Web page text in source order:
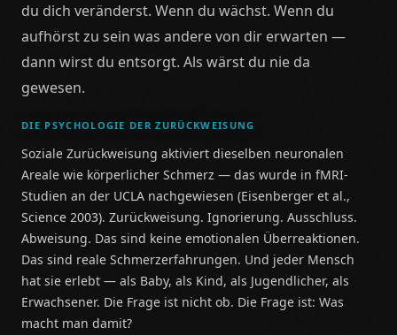
du dich veränderst. Wenn du wächst. Wenn du
aufhörst zu sein was andere von dir erwarten —
dann wirst du entsorgt. Als wärst du nie da
gewesen.
DIE PSYCHOLOGIE DER ZURÜCKWEISUNG
Soziale Zurückweisung aktiviert dieselben neuronalen
Areale wie körperlicher Schmerz — das wurde in fMRI-
Studien an der UCLA nachgewiesen (Eisenberger et al.,
Science 2003). Zurückweisung. Ignorierung. Ausschluss.
Abweisung. Das sind keine emotionalen Überreaktionen.
Das sind reale Schmerzerfahrungen. Und jeder Mensch
hat sie erlebt — als Baby, als Kind, als Jugendlicher, als
Erwachsener. Die Frage ist nicht ob. Die Frage ist: Was
macht man damit?